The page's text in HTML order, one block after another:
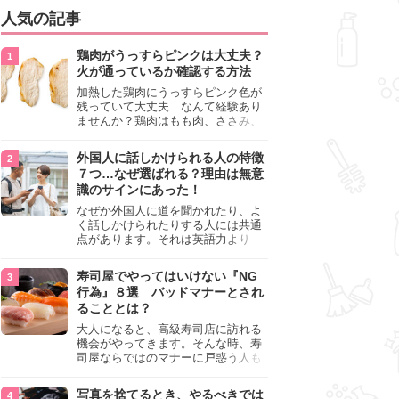
人気の記事
鶏肉がうっすらピンクは大丈夫？
火が通っているか確認する方法
加熱した鶏肉にうっすらピンク色が
残っていて大丈夫…なんて経験あり
ませんか？鶏肉はもも肉、ささみ、
わいが異なり、いろいろと楽しめる
料理ですが、鶏肉は加熱した後でも
うっすらピンク色の部分が大丈夫な
のと気になるときがあります。この
記事では生焼けか火が通っているの
かを確認する方法や、鶏肉を調理す
るときの注意点を紹介しますので、
参考にしてみてくださいね。
外国人に話しかけられる人の特徴
７つ…なぜ選ばれる？理由は無意
識のサインにあった！
なぜか外国人に道を聞かれたり、よ
く話しかけられたりする人には共通
点があります。それは英語力より
けても大丈夫」というサインが関係
しています。よく選ばれる人の特徴
や、英語が苦手でも焦らない対処
法、自分を守るための注意点を詳し
く解説します。
寿司屋でやってはいけない『NG
行為』８選 バッドマナーとされ
ることとは？
大人になると、高級寿司店に訪れる
機会がやってきます。そんな時、寿
司屋ならではのマナーに戸惑う人も
らためて寿司屋でやってはいけない
写真を捨てるとき、やるべきでは